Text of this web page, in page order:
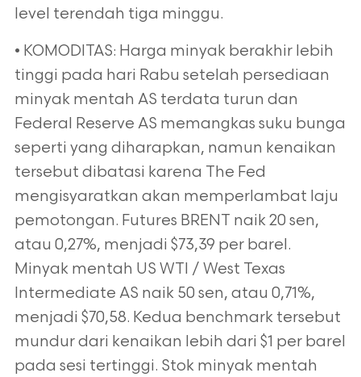
level terendah tiga minggu.
• KOMODITAS: Harga minyak berakhir lebih
tinggi pada hari Rabu setelah persediaan
minyak mentah AS terdata turun dan
Federal Reserve AS memangkas suku bunga
seperti yang diharapkan, namun kenaikan
tersebut dibatasi karena The Fed
mengisyaratkan akan memperlambat laju
pemotongan. Futures BRENT naik 20 sen,
atau 0,27%, menjadi $73,39 per barel.
Minyak mentah US WTI / West Texas
Intermediate AS naik 50 sen, atau 0,71%,
menjadi $70,58. Kedua benchmark tersebut
mundur dari kenaikan lebih dari $1 per barel
pada sesi tertinggi. Stok minyak mentah